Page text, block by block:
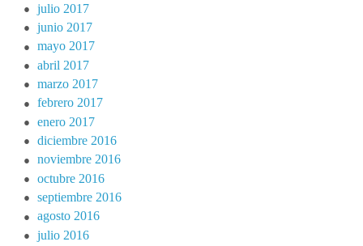
julio 2017
junio 2017
mayo 2017
abril 2017
marzo 2017
febrero 2017
enero 2017
diciembre 2016
noviembre 2016
octubre 2016
septiembre 2016
agosto 2016
julio 2016